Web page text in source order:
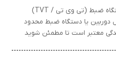
نتخاب نمایندگی معتبر برای خرید دوربین و دستگاه ضبط (تی وی تی / TVT)
یا دستگاه ضبط محدود
معتبر است تا مطمئن شوید